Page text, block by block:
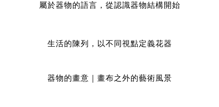
屬於器物的語言，從認識器物結構開始
生活的陳列，以不同視點定義花器
器物的畫意｜畫布之外的藝術風景